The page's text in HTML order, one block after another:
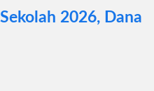
2026, Dana